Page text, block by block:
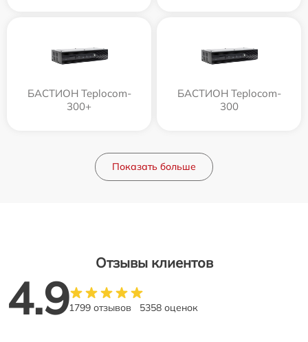
БАСТИОН Teplocom-
300+
БАСТИОН Teplocom-
300
Показать больше
Отзывы клиентов
4.91799 отзывов 5358 оценок